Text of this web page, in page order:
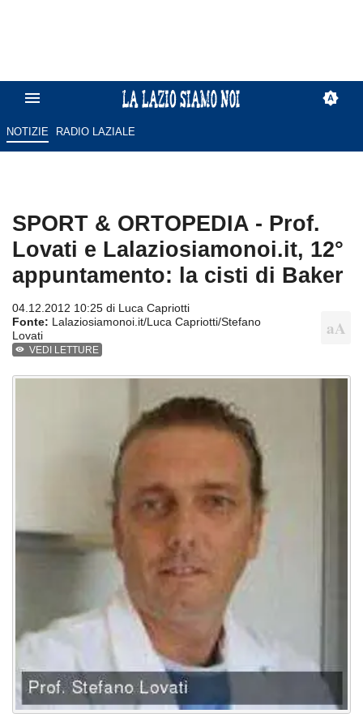
NOTIZIE RADIO LAZIALE
SPORT & ORTOPEDIA - Prof.
Lovati e Lalaziosiamonoi.it, 12°
appuntamento: la cisti di Baker
04.12.2012 10:25 di Luca Capriotti
Fonte: Lalaziosiamonoi.it/Luca Capriotti/Stefano
Lovati
VEDI LETTURE